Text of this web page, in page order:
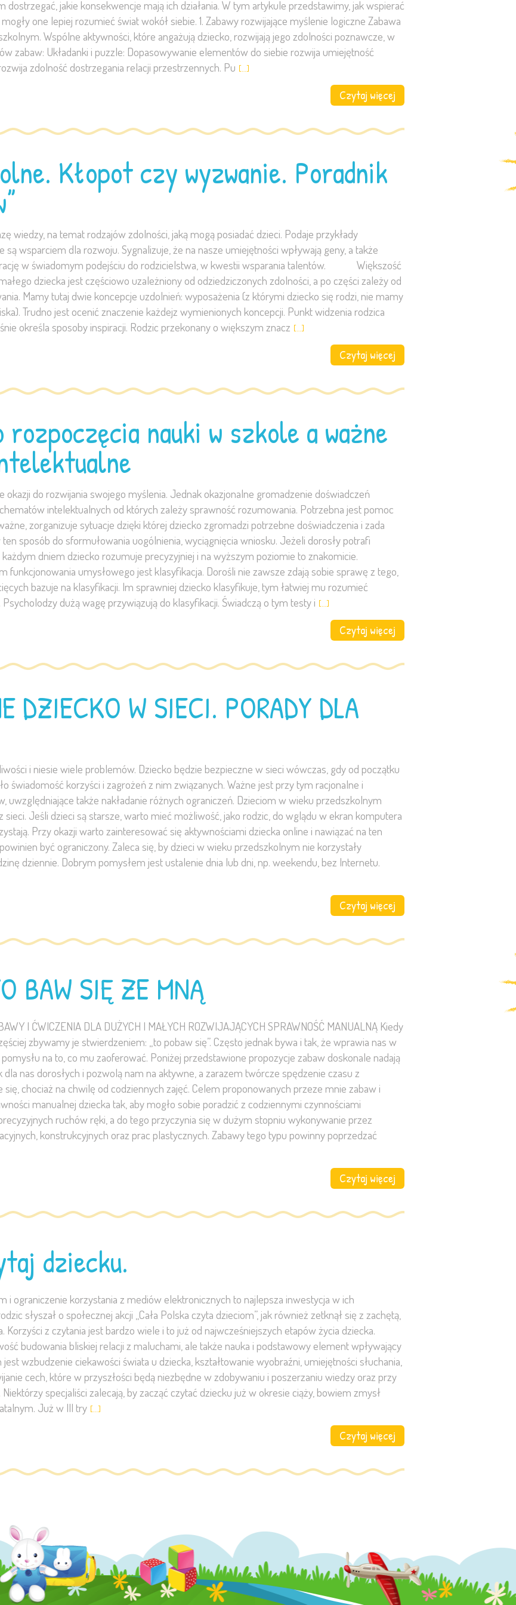
jakie konsekwencje mają ich działania. W tym artykule przedstawimy, jak wspierać
one lepiej rozumieć świat wokół siebie. 1. Zabawy rozwijające myślenie logiczne Zabawa
Wspólne aktywności, które angażują dziecko, rozwijają jego zdolności poznawcze, w
zabaw: Układanki i puzzle: Dopasowywanie elementów do siebie rozwija umiejętność
zdolność dostrzegania relacji przestrzennych. Pu […]
Czytaj więcej
Kłopot czy wyzwanie. Poradnik
na temat rodzajów zdolności, jaką mogą posiadać dzieci. Podaje przykłady
wsparciem dla rozwoju. Sygnalizuje, że na nasze umiejętności wpływają geny, a także
w świadomym podejściu do rodzicielstwa, w kwestii wsparania talentów. Większość
dziecka jest częściowo uzależniony od odziedziczonych zdolności, a po części zależy od
Mamy tutaj dwie koncepcje uzdolnień: wyposażenia (z którymi dziecko się rodzi, nie mamy
Trudno jest ocenić znaczenie każdejz wymienionych koncepcji. Punkt widzenia rodzica
określa sposoby inspiracji. Rodzic przekonany o większym znacz […]
Czytaj więcej
rozpoczęcia nauki w szkole a ważne
do rozwijania swojego myślenia. Jednak okazjonalne gromadzenie doświadczeń
intelektualnych od których zależy sprawność rozumowania. Potrzebna jest pomoc
zorganizuje sytuacje dzięki której dziecko zgromadzi potrzebne doświadczenia i zada
sposób do sformułowania uogólnienia, wyciągnięcia wniosku. Jeżeli dorosły potrafi
dniem dziecko rozumuje precyzyjniej i na wyższym poziomie to znakomicie.
umysłowego jest klasyfikacja. Dorośli nie zawsze zdają sobie sprawę z tego,
bazuje na klasyfikacji. Im sprawniej dziecko klasyfikuje, tym łatwiej mu rozumieć
dużą wagę przywiązują do klasyfikacji. Świadczą o tym testy i […]
Czytaj więcej
DZIECKO W SIECI. PORADY DLA
i niesie wiele problemów. Dziecko będzie bezpieczne w sieci wówczas, gdy od początku
świadomość korzyści i zagrożeń z nim związanych. Ważne jest przy tym racjonalne i
uwzględniające także nakładanie różnych ograniczeń. Dzieciom w wieku przedszkolnym
Jeśli dzieci są starsze, warto mieć możliwość, jako rodzic, do wglądu w ekran komputera
Przy okazji warto zainteresować się aktywnościami dziecka online i nawiązać na ten
powinien być ograniczony. Zaleca się, by dzieci w wieku przedszkolnym nie korzystały
dziennie. Dobrym pomysłem jest ustalenie dnia lub dni, np. weekendu, bez Internetu.
Czytaj więcej
BAW SIĘ ZE MNĄ
I ĆWICZENIA DLA DUŻYCH I MAŁYCH ROZWIJAJĄCYCH SPRAWNOŚĆ MANUALNĄ Kiedy
zbywamy je stwierdzeniem: „to pobaw się”. Często jednak bywa i tak, że wprawia nas w
na to, co mu zaoferować. Poniżej przedstawione propozycje zabaw doskonale nadają
nas dorosłych i pozwolą nam na aktywne, a zarazem twórcze spędzenie czasu z
chociaż na chwilę od codziennych zajęć. Celem proponowanych przeze mnie zabaw i
manualnej dziecka tak, aby mogło sobie poradzić z codziennymi czynnościami
ruchów ręki, a do tego przyczynia się w dużym stopniu wykonywanie przez
konstrukcyjnych oraz prac plastycznych. Zabawy tego typu powinny poprzedzać
Czytaj więcej
dziecku.
i ograniczenie korzystania z mediów elektronicznych to najlepsza inwestycja w ich
słyszał o społecznej akcji ,,Cała Polska czyta dzieciom”, jak również zetknął się z zachętą,
Korzyści z czytania jest bardzo wiele i to już od najwcześniejszych etapów życia dziecka.
budowania bliskiej relacji z maluchami, ale także nauka i podstawowy element wpływający
wzbudzenie ciekawości świata u dziecka, kształtowanie wyobraźni, umiejętności słuchania,
cech, które w przyszłości będą niezbędne w zdobywaniu i poszerzaniu wiedzy oraz przy
specjaliści zalecają, by zacząć czytać dziecku już w okresie ciąży, bowiem zmysł
Już w III try […]
Czytaj więcej